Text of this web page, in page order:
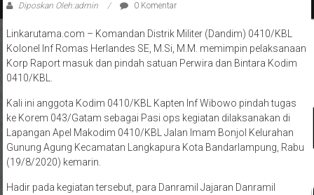
Diposkan Oleh:admin 0 Komentar
Linkarutama.com – Komandan Distrik Militer (Dandim) 0410/KBL
Kolonel Inf Romas Herlandes SE, M.Si, M.M. memimpin pelaksanaan
Korp Raport masuk dan pindah satuan Perwira dan Bintara Kodim
0410/KBL.
Kali ini anggota Kodim 0410/KBL Kapten Inf Wibowo pindah tugas
ke Korem 043/Gatam sebagai Pasi ops kegiatan dilaksanakan di
Lapangan Apel Makodim 0410/KBL Jalan Imam Bonjol Kelurahan
Gunung Agung Kecamatan Langkapura Kota Bandarlampung, Rabu
(19/8/2020) kemarin.
Hadir pada kegiatan tersebut, para Danramil Jajaran Danramil